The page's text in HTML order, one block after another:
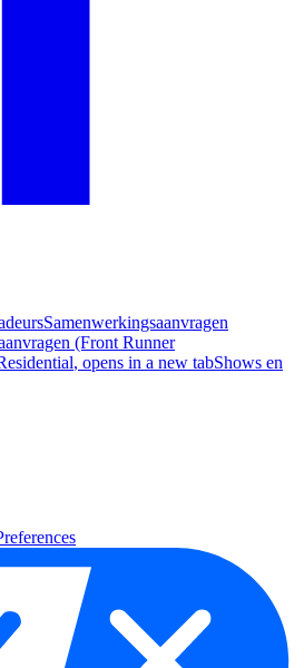
Samenwerkingsaanvragen
(Front Runner
, opens in a new tabShows en